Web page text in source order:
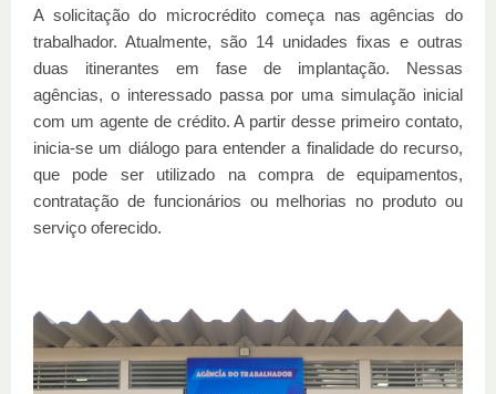
A solicitação do microcrédito começa nas agências do
trabalhador. Atualmente, são 14 unidades fixas e outras
duas itinerantes em fase de implantação. Nessas
agências, o interessado passa por uma simulação inicial
com um agente de crédito. A partir desse primeiro contato,
inicia-se um diálogo para entender a finalidade do recurso,
que pode ser utilizado na compra de equipamentos,
contratação de funcionários ou melhorias no produto ou
serviço oferecido.